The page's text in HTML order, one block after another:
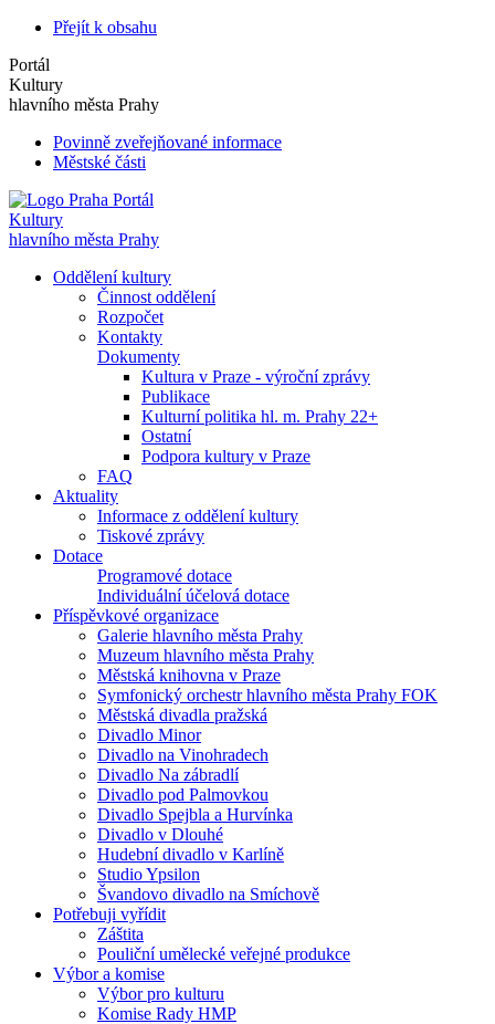
Přejít k obsahu
Portál
Kultury
hlavního města Prahy
Povinně zveřejňované informace
Městské části
Portál
Kultury
hlavního města Prahy
Oddělení kultury
Činnost oddělení
Rozpočet
Kontakty
Dokumenty
Kultura v Praze - výroční zprávy
Publikace
Kulturní politika hl. m. Prahy 22+
Ostatní
Podpora kultury v Praze
FAQ
Aktuality
Informace z oddělení kultury
Tiskové zprávy
Dotace
Programové dotace
Individuální účelová dotace
Příspěvkové organizace
Galerie hlavního města Prahy
Muzeum hlavního města Prahy
Městská knihovna v Praze
Symfonický orchestr hlavního města Prahy FOK
Městská divadla pražská
Divadlo Minor
Divadlo na Vinohradech
Divadlo Na zábradlí
Divadlo pod Palmovkou
Divadlo Spejbla a Hurvínka
Divadlo v Dlouhé
Hudební divadlo v Karlíně
Studio Ypsilon
Švandovo divadlo na Smíchově
Potřebuji vyřídit
Záštita
Pouliční umělecké veřejné produkce
Výbor a komise
Výbor pro kulturu
Komise Rady HMP